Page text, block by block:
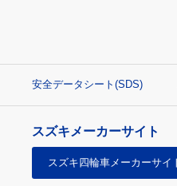
安全データシート(SDS)
スズキメーカーサイト
スズキ四輪車メーカーサイ